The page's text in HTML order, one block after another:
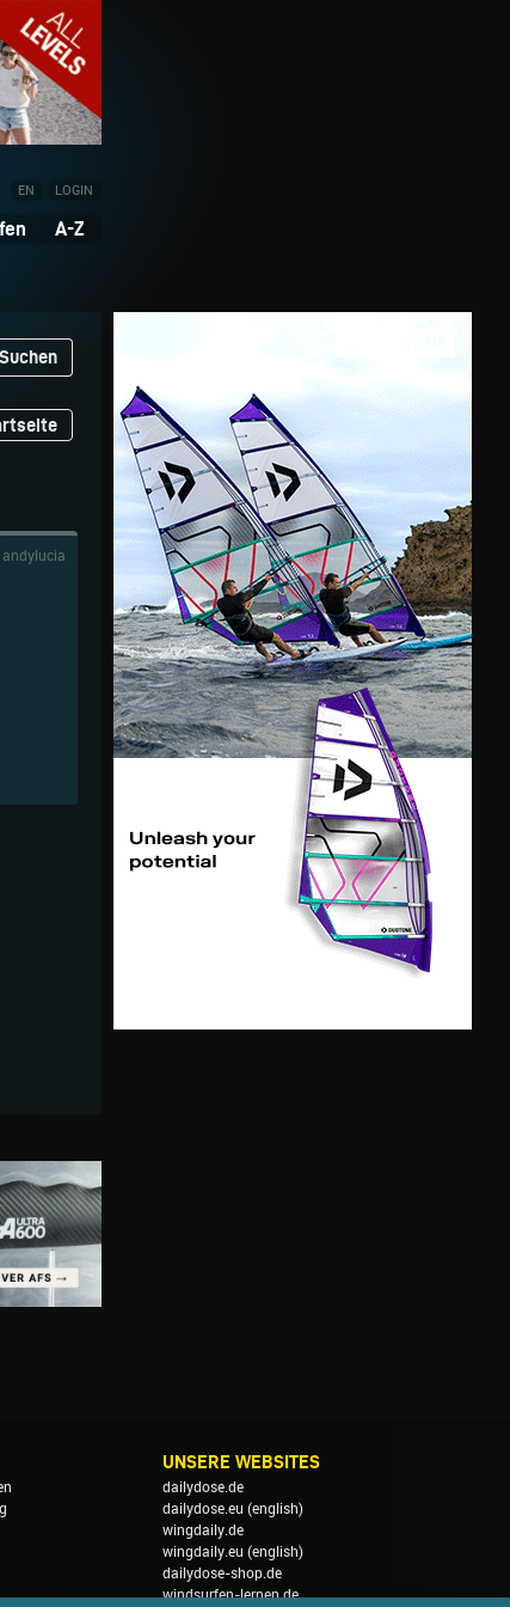
EN LOGIN
A-Z
Suchen
UNSERE WEBSITES
dailydose.de
dailydose.eu (english)
wingdaily.de
wingdaily.eu (english)
dailydose-shop.de
windsurfen-lernen.de